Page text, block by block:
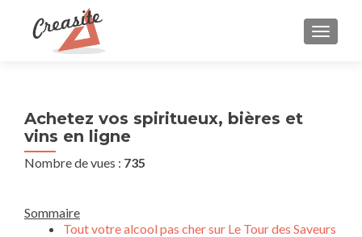
Achetez vos spiritueux, bières et
vins en ligne
Nombre de vues : 735
Sommaire
Tout votre alcool pas cher sur Le Tour des Saveurs